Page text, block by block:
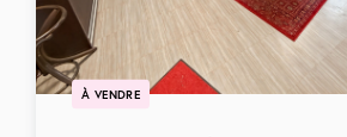
À VENDRE